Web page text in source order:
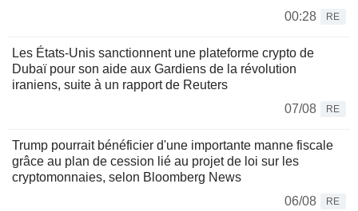
00:28
RE
Les États-Unis sanctionnent une plateforme crypto de
Dubaï pour son aide aux Gardiens de la révolution
iraniens, suite à un rapport de Reuters
07/08
RE
Trump pourrait bénéficier d'une importante manne fiscale
grâce au plan de cession lié au projet de loi sur les
cryptomonnaies, selon Bloomberg News
06/08
RE